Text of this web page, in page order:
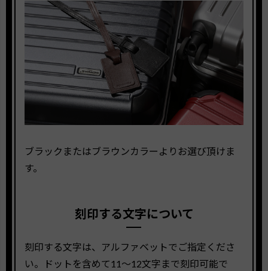
ブラックまたはブラウンカラーよりお選び頂けま
す。
刻印する文字について
刻印する文字は、アルファベットでご指定くださ
い。ドットを含めて11〜12文字まで刻印可能で